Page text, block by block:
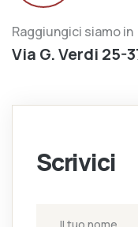
Raggiungici siamo in
Via G. Verdi 25-
Scrivici